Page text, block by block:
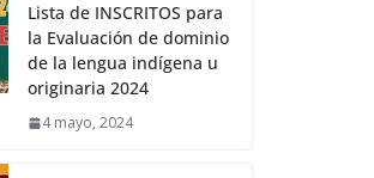
Lista de INSCRITOS para
la Evaluación de dominio
de la lengua indígena u
originaria 2024
4 mayo, 2024